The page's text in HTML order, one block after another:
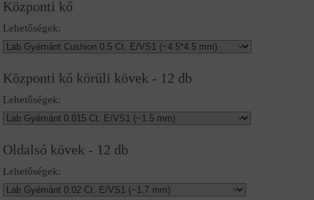
Központi kő
Lehetőségek:
Központi kő körüli kövek - 12 db
Lehetőségek:
Oldalsó kövek - 12 db
Lehetőségek: